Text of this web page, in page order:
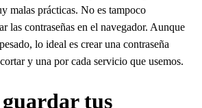
malas prácticas. No es tampoco
las contraseñas en el navegador. Aunque
lo ideal es crear una contraseña
y una por cada servicio que usemos.
tus